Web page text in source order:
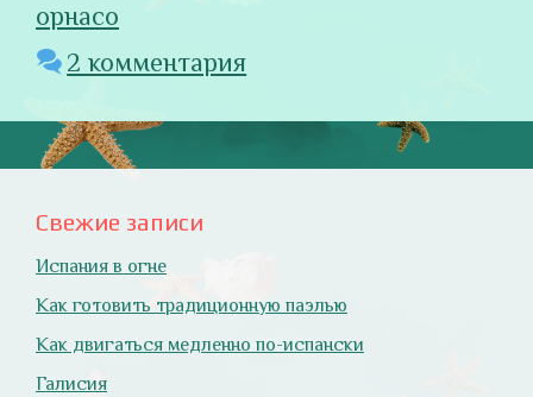
орнасо
2 комментария
Свежие записи
Испания в огне
Как готовить традиционную паэлью
Как двигаться медленно по-испански
Галисия